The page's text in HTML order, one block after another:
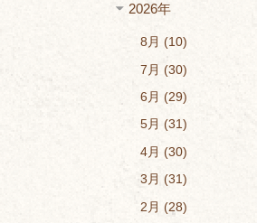
2026年
8月
10
7月
30
6月
29
5月
31
4月
30
3月
31
2月
28